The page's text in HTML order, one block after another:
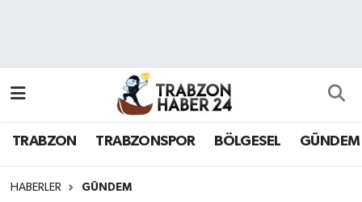
TRABZON TRABZONSPOR BÖLGESEL GÜNDEM
HABERLER GÜNDEM
Hava Durumu
Namaz Vakitleri
Trafik Durumu